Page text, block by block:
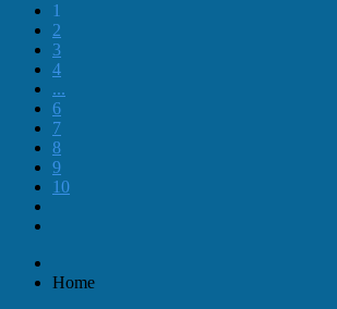
1
2
3
4
...
6
7
8
9
10
Home